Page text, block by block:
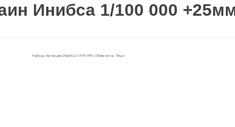
Инибса 1/100 000